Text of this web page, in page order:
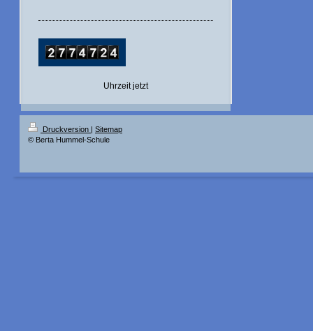
Uhrzeit jetzt
Druckversion | Sitemap
© Berta Hummel-Schule